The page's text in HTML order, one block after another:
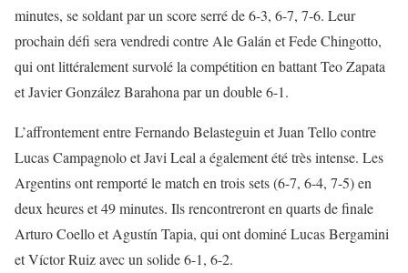
minutes, se soldant par un score serré de 6-3, 6-7, 7-6. Leur
prochain défi sera vendredi contre Ale Galán et Fede Chingotto,
qui ont littéralement survolé la compétition en battant Teo Zapata
et Javier González Barahona par un double 6-1.
L’affrontement entre Fernando Belasteguin et Juan Tello contre
Lucas Campagnolo et Javi Leal a également été très intense. Les
Argentins ont remporté le match en trois sets (6-7, 6-4, 7-5) en
deux heures et 49 minutes. Ils rencontreront en quarts de finale
Arturo Coello et Agustín Tapia, qui ont dominé Lucas Bergamini
et Víctor Ruiz avec un solide 6-1, 6-2.